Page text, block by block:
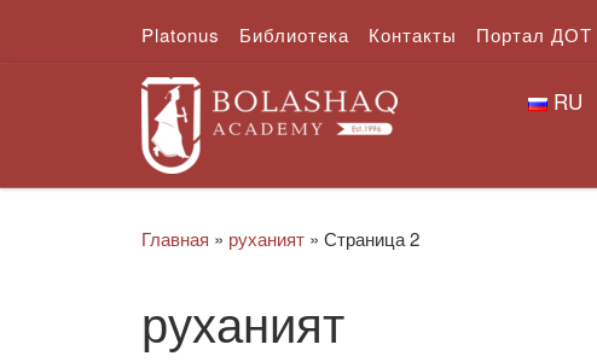
Перейти к содержимому
Platonus Библиотека Контакты Портал ДОТ
RU
Главная » руханият » Страница 2
руханият